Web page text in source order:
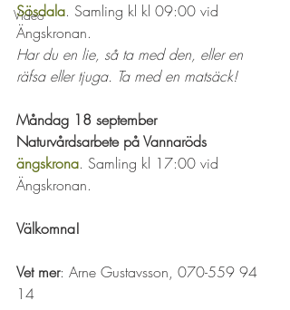
Video
Sösdala. Samling kl kl 09:00 vid
Ängskronan.
Har du en lie, så ta med den, eller en
räfsa eller tjuga. Ta med en matsäck!
Måndag 18 september
Naturvårdsarbete på Vannaröds
ängskrona. Samling kl 17:00 vid
Ängskronan.
Välkomna!
Vet mer: Arne Gustavsson, 070-559 94
14